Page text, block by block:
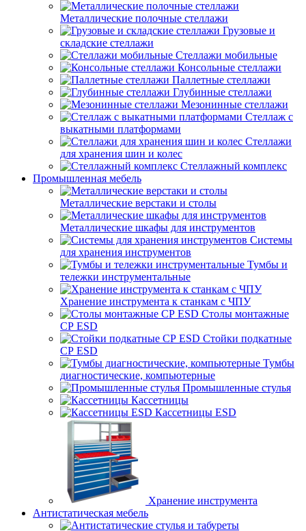
Металлические полочные стеллажи
Грузовые и
складские стеллажи
Стеллажи мобильные
Консольные стеллажи
Паллетные стеллажи
Глубинные стеллажи
Мезонинные стеллажи
Стеллаж с
выкатными платформами
Стеллажи
для хранения шин и колес
Стеллажный комплекс
Промышленная мебель
Металлические верстаки и столы
Металлические шкафы для инструментов
Системы
для хранения инструментов
Тумбы и
тележки инструментальные
Хранение инструмента к станкам с ЧПУ
Столы монтажные
СР ESD
Стойки подкатные
СР ESD
Тумбы
диагностические, компьютерные
Промышленные стулья
Кассетницы
Кассетницы ESD
Хранение инструмента
Антистатическая мебель